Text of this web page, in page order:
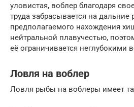
уловистая, воблер благодаря
труда забрасывается на дальние
предполагаемого нахождения
нейтральной плавучестью,
её ограничивается неглубокими
Ловля на воблер
Ловля рыбы на воблеры имеет